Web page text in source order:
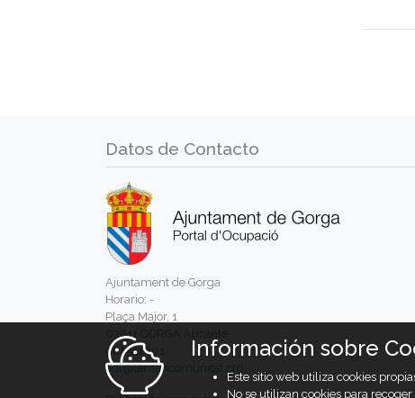
Datos de Contacto
Ajuntament de Gorga
Horario: -
Plaça Major, 1
03811 GORGA Alicante
965511001
adl@lamancomunitat.org
Información sobre
Este sitio web utiliza cookies
No se utilizan cookies para